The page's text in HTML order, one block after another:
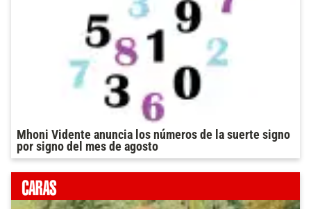
Mhoni Vidente anuncia los números de la suerte signo
por signo del mes de agosto